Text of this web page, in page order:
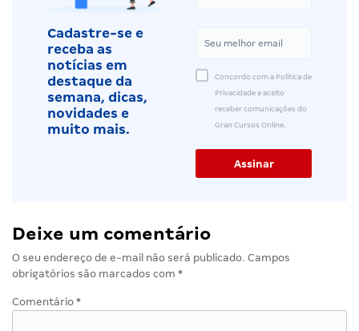
Cadastre-se e
receba as
notícias em
destaque da
semana, dicas,
novidades e
muito mais.
Concordo com a Política de
Privacidade e aceito
receber comunicações do
Gran Cursos Online.
Deixe um comentário
O seu endereço de e-mail não será publicado. Campos
obrigatórios são marcados com *
Comentário *